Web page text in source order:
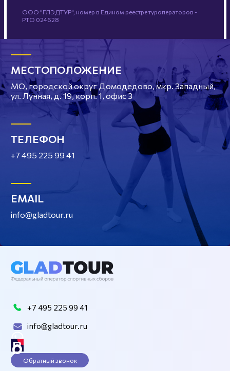
ООО "ГЛЭДТУР", номер в Едином реестре туроператоров -
РТО 024628
МЕСТОПОЛОЖЕНИЕ
МО, городской округ Домодедово, мкр. Западный,
ул. Лунная, д. 19, корп. 1, офис 3
ТЕЛЕФОН
+7 495 225 99 41
EMAIL
info@gladtour.ru
+7 495 225 99 41
info@gladtour.ru
Обратный звонок